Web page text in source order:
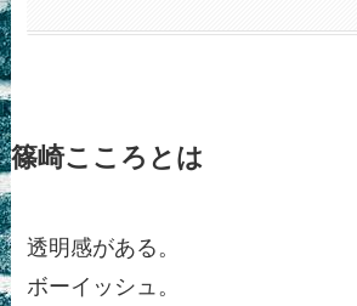
篠崎こころとは
透明感がある。
ボーイッシュ。